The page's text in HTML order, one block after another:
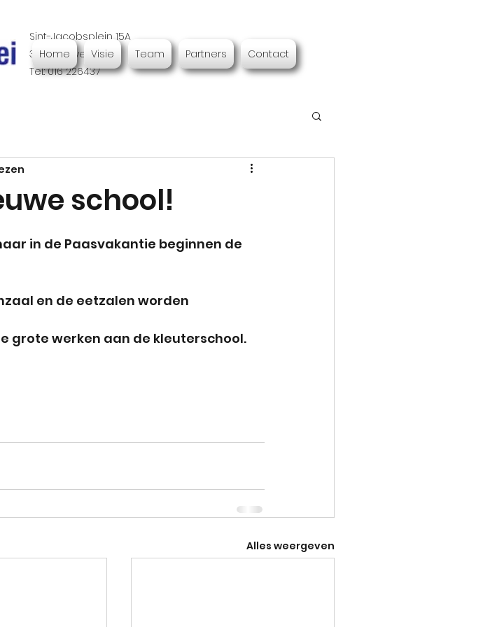
Sint-Jacobsplein 15A
3000 Leuven
Tel.: 016 226437
Home Visie Team Partners Contact
school!
in de Paasvakantie beginnen de
en de eetzalen worden
grote werken aan de kleuterschool.
Alles weergeven